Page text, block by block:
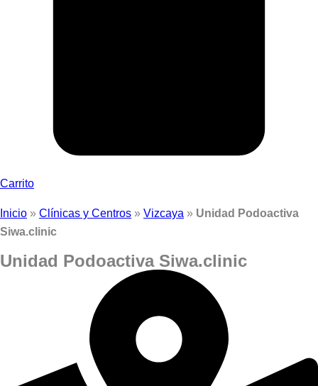
Carrito
Inicio » Clínicas y Centros » Vizcaya » Unidad Podoactiva
Siwa.clinic
Unidad Podoactiva Siwa.clinic